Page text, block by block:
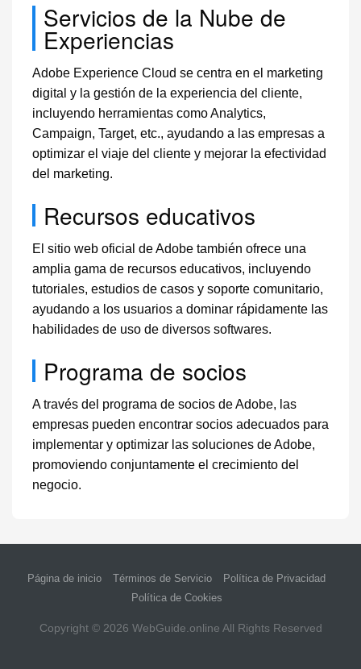
Servicios de la Nube de
Experiencias
Adobe Experience Cloud se centra en el marketing
digital y la gestión de la experiencia del cliente,
incluyendo herramientas como Analytics,
Campaign, Target, etc., ayudando a las empresas a
optimizar el viaje del cliente y mejorar la efectividad
del marketing.
Recursos educativos
El sitio web oficial de Adobe también ofrece una
amplia gama de recursos educativos, incluyendo
tutoriales, estudios de casos y soporte comunitario,
ayudando a los usuarios a dominar rápidamente las
habilidades de uso de diversos softwares.
Programa de socios
A través del programa de socios de Adobe, las
empresas pueden encontrar socios adecuados para
implementar y optimizar las soluciones de Adobe,
promoviendo conjuntamente el crecimiento del
negocio.
Página de inicio Términos de Servicio
Política de Privacidad
Política de Cookies
Copyright © 2026 WebGuide.online All Rights Reserved